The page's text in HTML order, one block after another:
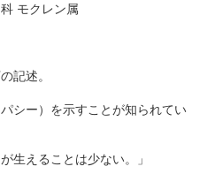
モクレン属
記述。
シー）を示すことが知られてい
生えることは少ない。」